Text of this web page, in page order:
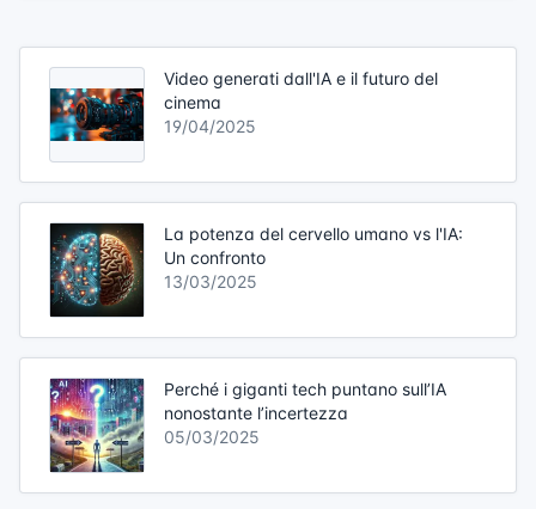
Video generati dall'IA e il futuro del
cinema
19/04/2025
La potenza del cervello umano vs l'IA:
Un confronto
13/03/2025
Perché i giganti tech puntano sull’IA
nonostante l’incertezza
05/03/2025